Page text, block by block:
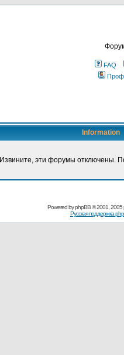
FAQ
Information
Извините, эти форумы отключены.
Powered byphpBB© 2001, 2005
Русская поддержка